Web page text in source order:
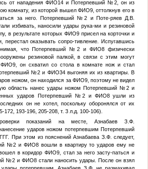
от нападения ФИО14 иПотерпевший №2 , он из
комнату, из которой вышел ФИО9, оттолкнув его в
за него. Потерпевший №2 и Поте-ряев Д.В.
избивать, наносили удары рука-ми и резиновой
в результате которых ФИО9присел на корточки и
перестал оказывать сопро-тивление. Испугавшись
чтоПотерпевший №2 иФИО8 физически
резиновой палкой, в связи с этим могут
ФИО9 , он схватил со стола в комнате нож и стал
№2 и ФИО34выгоняя их из квартиры. В
ножом, он находился за ФИО9, поэтому не видел
область нанес удары ножомПотерпевший №2 и
ударов Потерпевший №2 и ФИО8ушли из
он не хотел, поскольку оборонялся от их
172, 193-196, 205-208, т. 3 л.д. 100-106).
показаний на месте, Азнабаев З.Ф.
ударов ножом потерпевшимПотерпевший
. При этом из пояснений Азнабаева З.Ф. следует,
№2 иФИО8 вошли в квартиру то ударов ему не
в коридор ФИО9 , стал за него засту-паться и
№2 иФИО8 стали наносить удары. После он взял